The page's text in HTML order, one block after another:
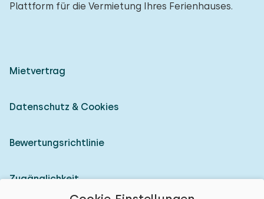
Plattform für die Vermietung Ihres Ferienhauses.
Mietvertrag
Datenschutz & Cookies
Bewertungsrichtlinie
Zugänglichkeit